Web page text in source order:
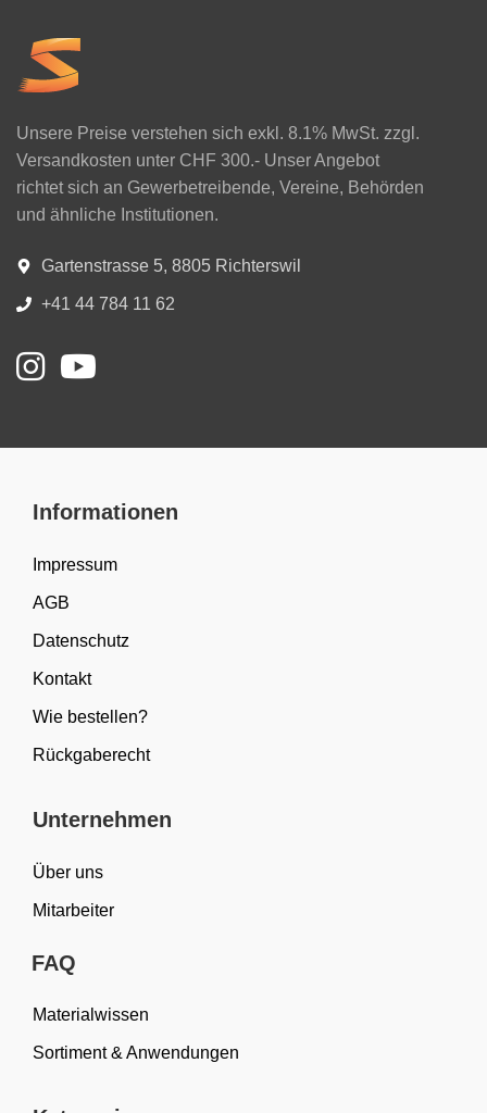
Unsere Preise verstehen sich exkl. 8.1% MwSt. zzgl.
Versandkosten unter CHF 300.- Unser Angebot
richtet sich an Gewerbetreibende, Vereine, Behörden
und ähnliche Institutionen.
Gartenstrasse 5, 8805 Richterswil
+41 44 784 11 62
Informationen
Impressum
AGB
Datenschutz
Kontakt
Wie bestellen?
Rückgaberecht
Unternehmen
Über uns
Mitarbeiter
FAQ
Materialwissen
Sortiment & Anwendungen